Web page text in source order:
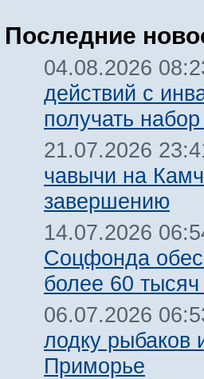
Последние
04.08.2026
действий с
получать
21.07.2026
чавычи на
завершению
14.07.2026
Соцфонда
более 60
06.07.2026
лодку рыбаков
Приморье